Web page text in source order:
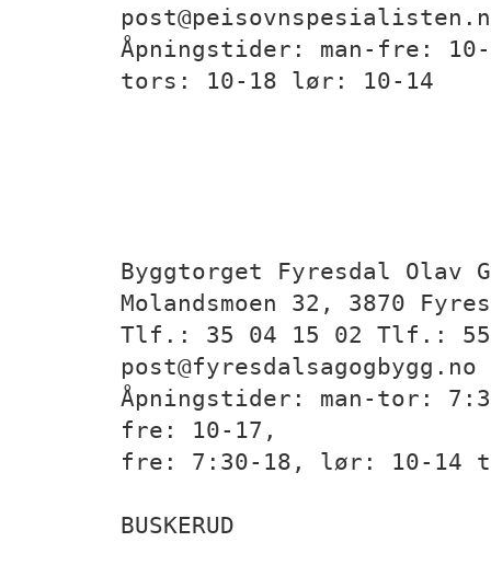
Åpningstider: man-fre: 10-
tors: 10-18 lør: 10-14
Byggtorget Fyresdal Olav
Molandsmoen 32, 3870
Tlf.: 35 04 15 02 Tlf.:
Åpningstider: man-tor:
fre: 10-17,
fre: 7:30-18, lør: 10-14
BUSKERUD